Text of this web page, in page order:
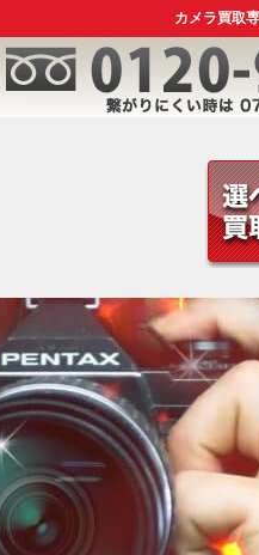
カメラ買取